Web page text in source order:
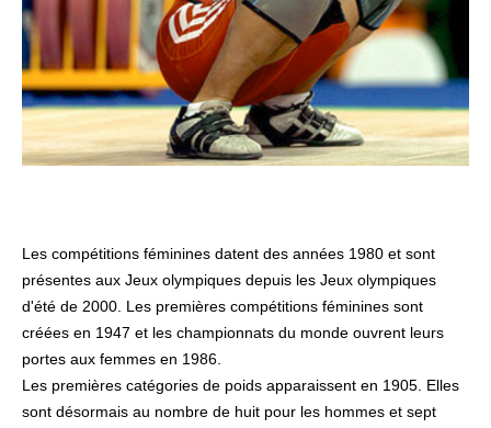
Les compétitions féminines datent des années 1980 et sont
présentes aux Jeux olympiques depuis les Jeux olympiques
d'été de 2000. Les premières compétitions féminines sont
créées en 1947 et les championnats du monde ouvrent leurs
portes aux femmes en 1986.
Les premières catégories de poids apparaissent en 1905. Elles
sont désormais au nombre de huit pour les hommes et sept